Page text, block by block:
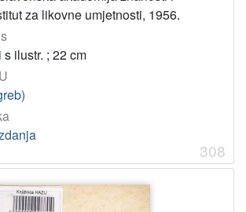
za likovne umjetnosti, 1956.
s ilustr. ; 22 cm
308